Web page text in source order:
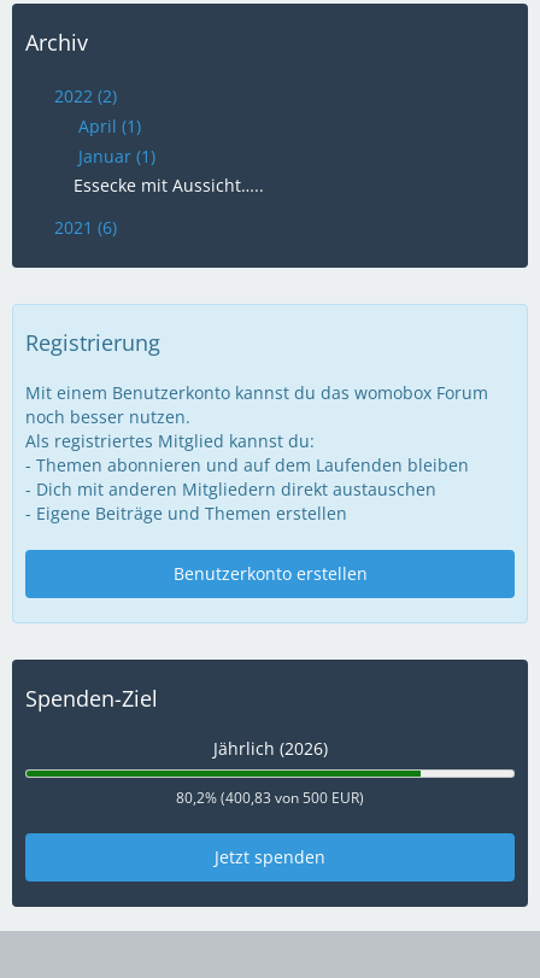
Archiv
2022 (2)
April (1)
Januar (1)
Essecke mit Aussicht…..
2021 (6)
Registrierung
Mit einem Benutzerkonto kannst du das womobox Forum
noch besser nutzen.
Als registriertes Mitglied kannst du:
- Themen abonnieren und auf dem Laufenden bleiben
- Dich mit anderen Mitgliedern direkt austauschen
- Eigene Beiträge und Themen erstellen
Benutzerkonto erstellen
Spenden-Ziel
Jährlich (2026)
80,2% (400,83 von 500 EUR)
Jetzt spenden